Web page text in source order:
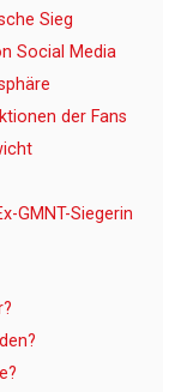
Sieg
Social Media
der Fans
GMNT-Siegerin